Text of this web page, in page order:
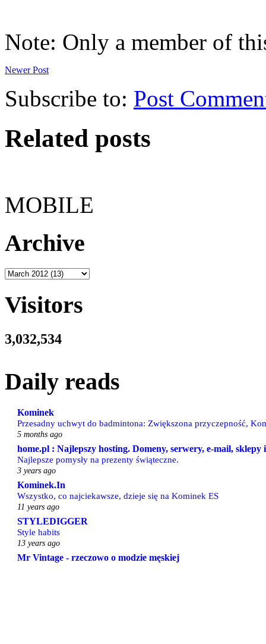
Note: Only a member of
Newer Post
Subscribe to: Post
Related posts
MOBILE
Archive
Visitors
3,032,534
Daily reads
Kominek
Przesadny uchwyt do badmintona: Zwiększona przyczepność,
5 months ago
home.pl : Najlepszy hosting. Domeny, serwery, e-mail, sklepy
Najlepsze pomysły na prezenty świąteczne.
3 years ago
Kominek.In
Wszystko, co najciekawsze, dzieje się na Kominek ES
11 years ago
STYLEDIGGER
Style habits
13 years ago
Mr Vintage - rzeczowo o modzie męskiej